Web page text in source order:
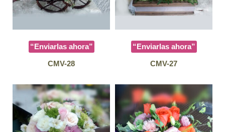
“Enviarlas ahora”
CMV-28
“Enviarlas ahora”
CMV-27